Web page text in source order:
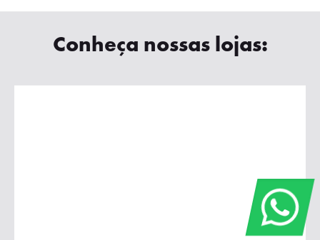
Conheça nossas lojas: